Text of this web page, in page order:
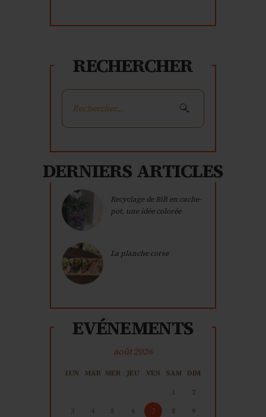
RECHERCHER
Rechercher :
DERNIERS ARTICLES
Recyclage de BiB en cache-
pot, une idée colorée
La planche corse
EVÉNEMENTS
août 2026
LUN MAR MER JEU VEN SAM DIM
1
2
3
4 5 6 7 8
9